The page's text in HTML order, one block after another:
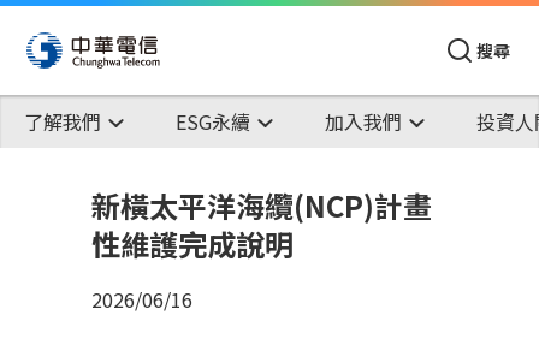
搜尋
了解我們 ESG永續 加入我們 投資
新橫太平洋海纜(NCP)計畫
性維護完成說明
2026/06/16